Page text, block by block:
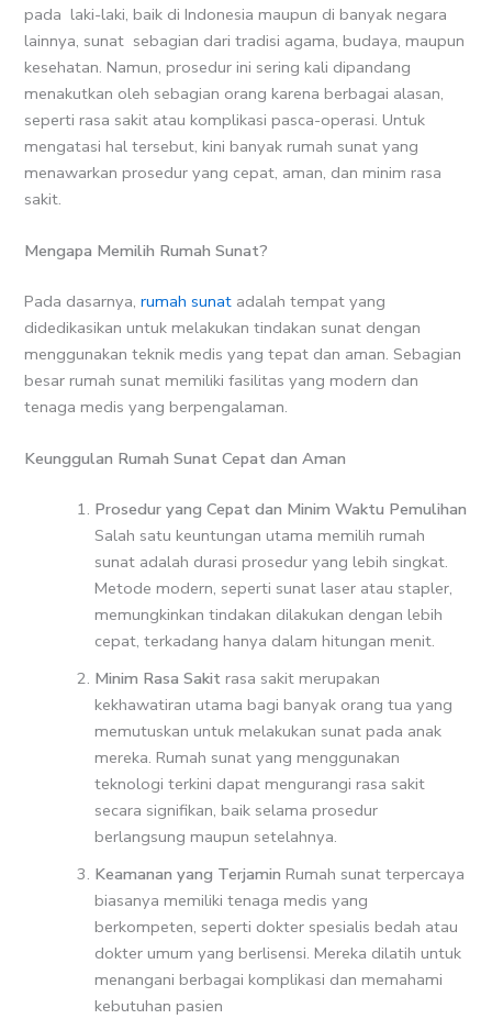
pada laki-laki, baik di Indonesia maupun di banyak negara
lainnya, sunat sebagian dari tradisi agama, budaya, maupun
kesehatan. Namun, prosedur ini sering kali dipandang
menakutkan oleh sebagian orang karena berbagai alasan,
seperti rasa sakit atau komplikasi pasca-operasi. Untuk
mengatasi hal tersebut, kini banyak rumah sunat yang
menawarkan prosedur yang cepat, aman, dan minim rasa
sakit.
Mengapa Memilih Rumah Sunat?
Pada dasarnya,rumah sunat adalah tempat yang
didedikasikan untuk melakukan tindakan sunat dengan
menggunakan teknik medis yang tepat dan aman. Sebagian
besar rumah sunat memiliki fasilitas yang modern dan
tenaga medis yang berpengalaman.
Keunggulan Rumah Sunat Cepat dan Aman
Prosedur yang Cepat dan Minim Waktu Pemulihan
Salah satu keuntungan utama memilih rumah
sunat adalah durasi prosedur yang lebih singkat.
Metode modern, seperti sunat laser atau stapler,
memungkinkan tindakan dilakukan dengan lebih
cepat, terkadang hanya dalam hitungan menit.
Minim Rasa Sakitrasa sakit merupakan
kekhawatiran utama bagi banyak orang tua yang
memutuskan untuk melakukan sunat pada anak
mereka. Rumah sunat yang menggunakan
teknologi terkini dapat mengurangi rasa sakit
secara signifikan, baik selama prosedur
berlangsung maupun setelahnya.
Keamanan yang TerjaminRumah sunat terpercaya
biasanya memiliki tenaga medis yang
berkompeten, seperti dokter spesialis bedah atau
dokter umum yang berlisensi. Mereka dilatih untuk
menangani berbagai komplikasi dan memahami
kebutuhan pasien